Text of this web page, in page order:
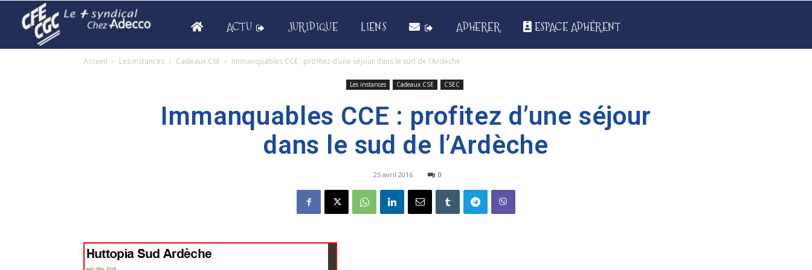
ACTU JURIDIQUE LIENS ADHERER ESPACE ADHÉRENT
Accueil Les instances Cadeaux CSE Immanquables CCE : profitez d’une séjour dans le sud de l’Ardèche
Les instances Cadeaux CSE CSEC
Immanquables CCE : profitez d’une séjour
dans le sud de l’Ardèche
25 avril 2016 0